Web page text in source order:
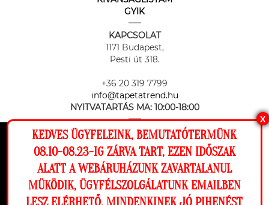
Ez a weboldal cookie-kat használ, hogy a
lehető legjobb élményt nyújtsa honlapunkon.
Beállítások
GYIK
KAPCSOLAT
1171 Budapest,
Pesti út 318.
+36 20 319 7799
info@tapetatrend.hu
NYITVATARTÁS MA: 10:00-18:00
Az online fizetést a Barion Payment Zrt. biztosítja, MNB engedély
száma: H-EN-I-1064/2013
X
KEDVES ÜGYFELEINK, BEMUTATÓTERMÜNK
08.10-08.23-IG ZÁRVA TART, EZEN IDŐSZAK
ALATT A WEBÁRUHÁZUNK ZAVARTALANUL
MÜKÖDIK, ÜGYFÉLSZOLGÁLATUNK EMAILBEN